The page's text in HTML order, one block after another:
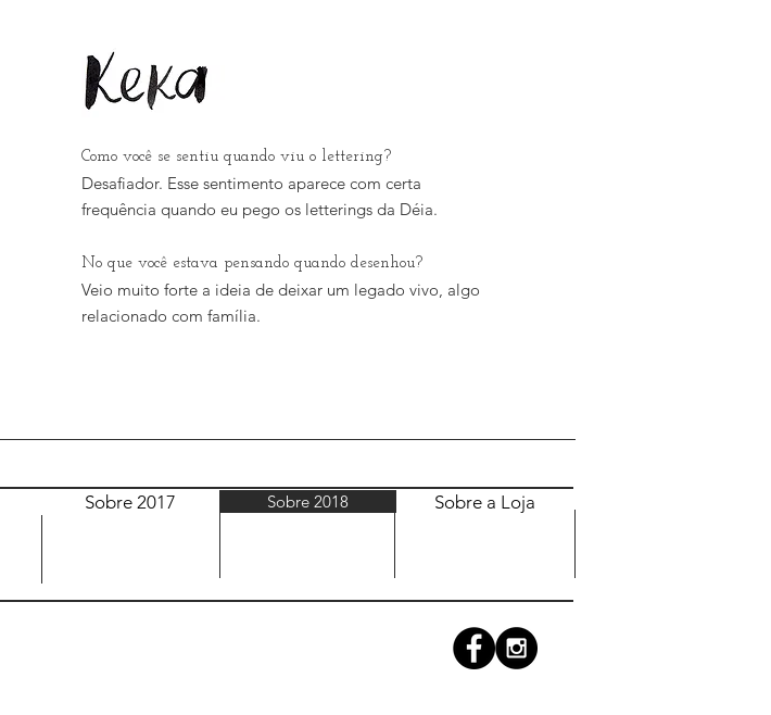
Como você se sentiu quando viu o lettering?
Desafiador. Esse sentimento aparece com certa
frequência quando eu pego os letterings da Déia.
No que você estava pensando quando desenhou?
Veio muito forte a ideia de deixar um legado vivo, algo
relacionado com família.
Sobre 2017 Sobre a Loja
Sobre 2018